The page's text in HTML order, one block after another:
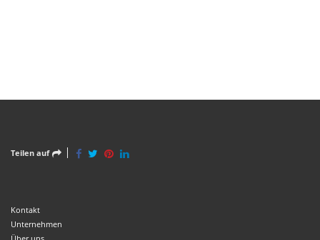
Teilen auf
Kontakt
Unternehmen